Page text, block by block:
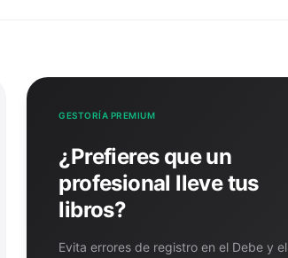
GESTORÍA PREMIUM
¿Prefieres que un
profesional lleve tus
libros?
Evita errores de registro en el Debe y el